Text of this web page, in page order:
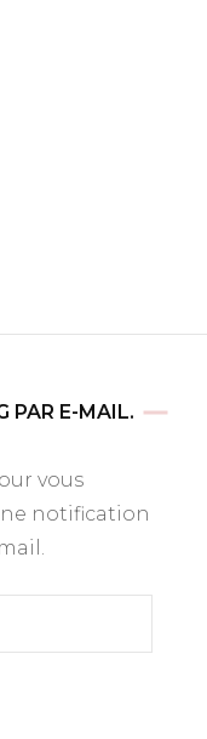
PAR E-MAIL.
vous
notification